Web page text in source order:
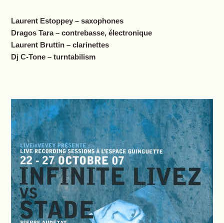
Laurent Estoppey – saxophones
Dragos Tara – contrebasse, électronique
Laurent Bruttin – clarinettes
Dj C-Tone – turntabilism